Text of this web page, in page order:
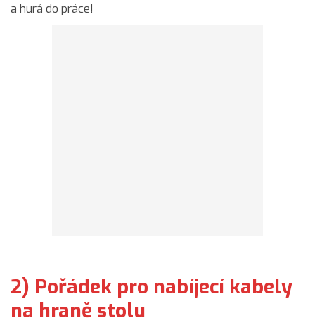
a hurá do práce!
2) Pořádek pro nabíjecí kabely
na hraně stolu